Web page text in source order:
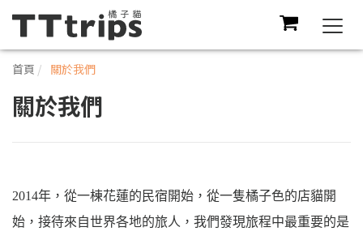
首頁 關於我們
關於我們
2014年，從一棟花蓮的民宿開始，從一隻橘子色的店貓開
始，接待來自世界各地的旅人，我們發現旅程中最重要的是